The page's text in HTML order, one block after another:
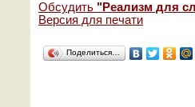
Обсудить "Реализм для
Версия для печати
Поделиться…